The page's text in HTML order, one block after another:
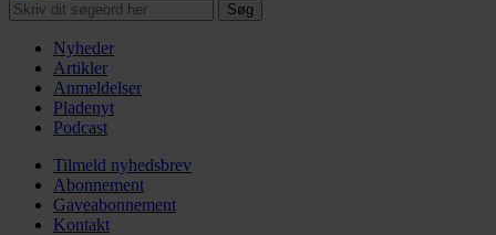
Søg
Nyheder
Artikler
Anmeldelser
Pladenyt
Podcast
Tilmeld nyhedsbrev
Abonnement
Gaveabonnement
Kontakt